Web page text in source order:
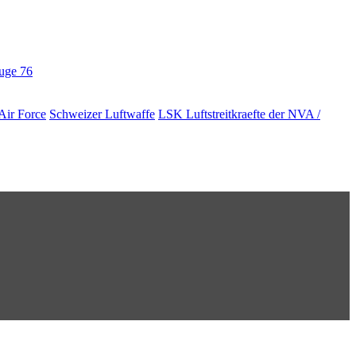
76
Force Schweizer Luftwaffe LSK Luftstreitkraefte der NVA /